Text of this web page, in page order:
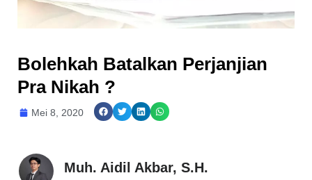
Bolehkah Batalkan Perjanjian
Pra Nikah ?
Mei 8, 2020
Muh. Aidil Akbar, S.H.